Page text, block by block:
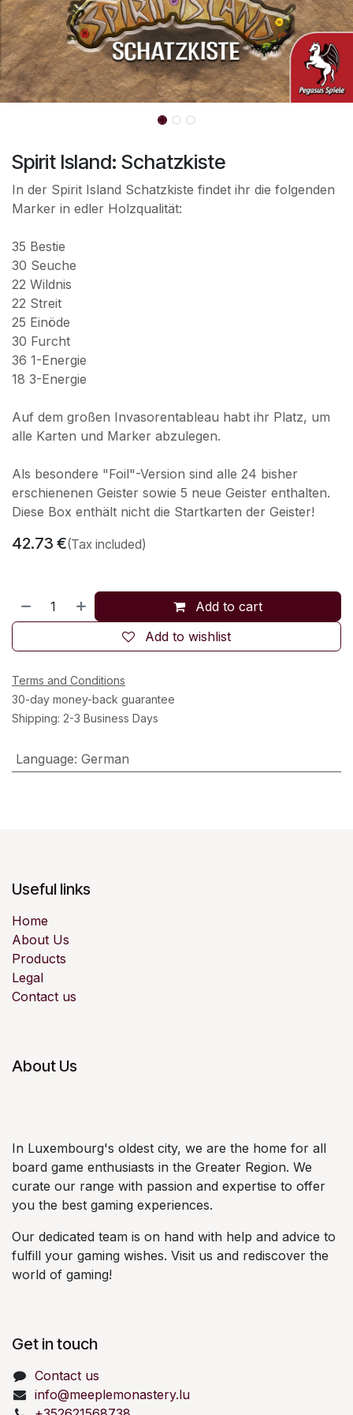
Spirit Island: Schatzkiste
In der Spirit Island Schatzkiste findet ihr die folgenden
Marker in edler Holzqualität:
35 Bestie
30 Seuche
22 Wildnis
22 Streit
25 Einöde
30 Furcht
36 1-Energie
18 3-Energie
Auf dem großen Invasorentableau habt ihr Platz, um
alle Karten und Marker abzulegen.
Als besondere "Foil"-Version sind alle 24 bisher
erschienenen Geister sowie 5 neue Geister enthalten.
Diese Box enthält nicht die Startkarten der Geister!
42.73 €(Tax included)
Add to cart
Add to wishlist
Terms and Conditions
30-day money-back guarantee
Shipping: 2-3 Business Days
Language: German
Useful links
Home
About Us
Products
Legal
Contact us
About Us
In Luxembourg's oldest city, we are the home for all
board game enthusiasts in the Greater Region. We
curate our range with passion and expertise to offer
you the best gaming experiences.
Our dedicated team is on hand with help and advice to
fulfill your gaming wishes. Visit us and rediscover the
world of gaming!
Get in touch
Contact us
info@meeplemonastery.lu